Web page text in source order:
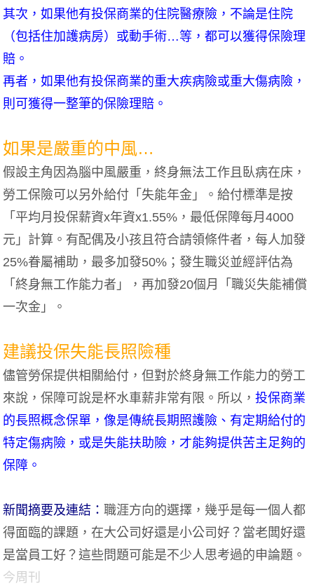
其次，如果他有投保商業的住院醫療險，不論是住院
（包括住加護病房）或動手術…等，都可以獲得保險理
賠。
再者，如果他有投保商業的重大疾病險或重大傷病險，
則可獲得一整筆的保險理賠。
如果是嚴重的中風…
假設主角因為腦中風嚴重，終身無法工作且臥病在床，
勞工保險可以另外給付「失能年金」。給付標準是按
「平均月投保薪資x年資x1.55%，最低保障每月4000
元」計算。有配偶及小孩且符合請領條件者，每人加發
25%眷屬補助，最多加發50%；發生職災並經評估為
「終身無工作能力者」，再加發20個月「職災失能補償
一次金」。
建議投保失能長照險種
儘管勞保提供相關給付，但對於終身無工作能力的勞工
來說，保障可說是杯水車薪非常有限。所以，投保商業
的長照概念保單，像是傳統長期照護險、有定期給付的
特定傷病險，或是失能扶助險，才能夠提供苦主足夠的
保障。
新聞摘要及連結：職涯方向的選擇，幾乎是每一個人都
得面臨的課題，在大公司好還是小公司好？當老闆好還
是當員工好？這些問題可能是不少人思考過的申論題。
今周刊